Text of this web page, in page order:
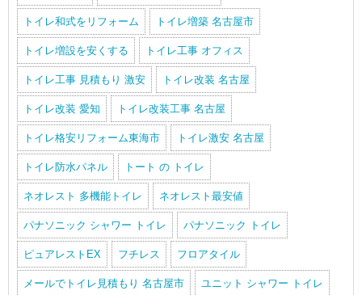
トイレ和式をリフォーム トイレ増築 名古屋市
トイレ増設を安くする トイレ工事 オフィス
トイレ工事 見積もり 激安 トイレ改装 名古屋
トイレ改装 愛知 トイレ改装工事 名古屋
トイレ格安リフォーム東海市 トイレ激安 名古屋
トイレ防水パネル トート の トイレ
ネオレスト 多機能トイレ ネオレスト最安値
パナソニック シャワー トイレ パナソニック トイレ
ピュアレストEX フチレス フロアタイル
メールでトイレ見積もり 名古屋市 ユニット シャワー トイレ